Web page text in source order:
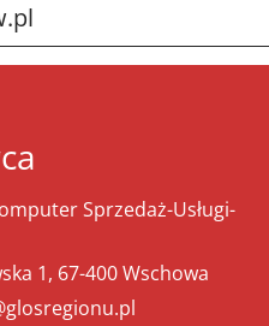
Sprzedaż-Usługi-
1, 67-400 Wschowa